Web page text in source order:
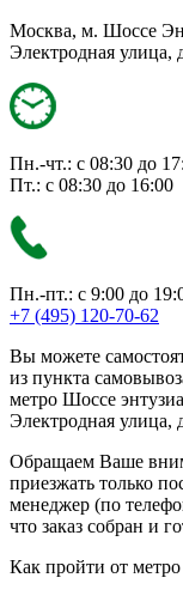
Москва, м. Шоссе
Электродная улица,
Пн.-чт.: с 08:30 до
Пт.: с 08:30 до 16:00
Пн.-пт.: с 9:00 до
+7 (495) 120-70-62
Вы можете
из пункта
метро Шоссе
Электродная улица,
Обращаем Ваше
приезжать только
менеджер (по
что заказ собран и
Как пройти от